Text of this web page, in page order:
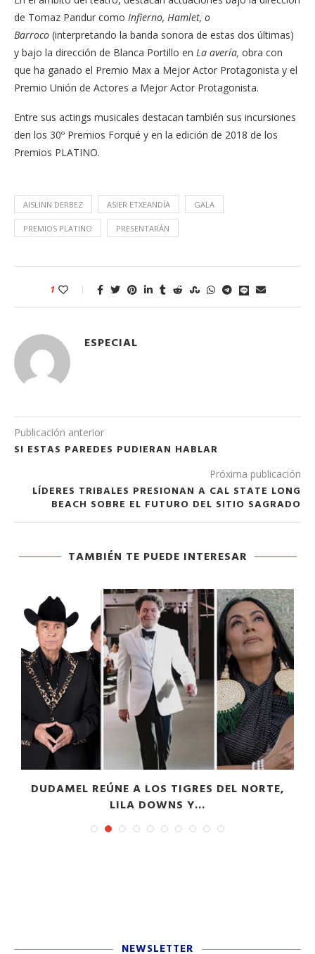
de Tomaz Pandur como Infierno, Hamlet, o
Barroco (interpretando la banda sonora de estas dos últimas)
y bajo la dirección de Blanca Portillo en La avería, obra con
que ha ganado el Premio Max a Mejor Actor Protagonista y el
Premio Unión de Actores a Mejor Actor Protagonista.
Entre sus actings musicales destacan también sus incursiones
den los 30º Premios Forqué y en la edición de 2018 de los
Premios PLATINO.
AISLINN DERBEZ ASIER ETXEANDÍA GALA
PREMIOS PLATINO PRESENTARÁN
1
ESPECIAL
Publicación anterior
SI ESTAS PAREDES PUDIERAN HABLAR
Próxima publicación
LÍDERES TRIBALES PRESIONAN A CAL STATE LONG
BEACH SOBRE EL FUTURO DEL SITIO SAGRADO
TAMBIÉN TE PUEDE INTERESAR
DUDAMEL REÚNE A LOS TIGRES DEL NORTE,
LILA DOWNS Y...
NEWSLETTER